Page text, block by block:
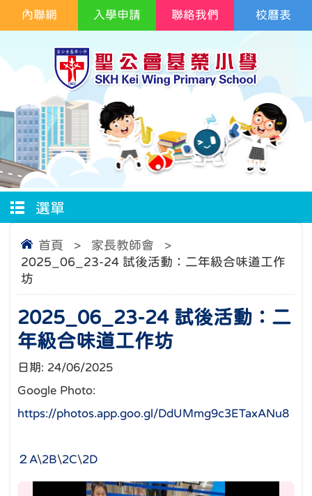
校曆表
內聯網 入學申請 聯絡我們
選單
首頁 > 家長教師會
>
2025_06_23-24 試後活動：二年級合味道工作
坊
2025_06_23-24 試後活動：二
年級合味道工作坊
日期: 24/06/2025
Google Photo:
https://photos.app.goo.gl/DdUMmg9c3ETaxANu8
２A\2B\2C\2D